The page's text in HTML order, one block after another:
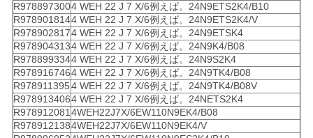
R9788973004 WEH 22 J 7 X/6例えば。24N9ETS2K4/B10
R9789018144 WEH 22 J 7 X/6例えば。24N9ETS2K4/V
R9789028174 WEH 22 J 7 X/6例えば。24N9ETSK4
R9789043134 WEH 22 J 7 X/6例えば。24N9K4/B08
R9788993344 WEH 22 J 7 X/6例えば。24N9S2K4
R9789167464 WEH 22 J 7 X/6例えば。24N9TK4/B08
R9789113954 WEH 22 J 7 X/6例えば。24N9TK4/B08V
R9789134064 WEH 22 J 7 X/6例えば。24NETS2K4
R9789120814WEH22J7X/6EW110N9EK4/B08
R9789121384WEH22J7X/6EW110N9EK4/V